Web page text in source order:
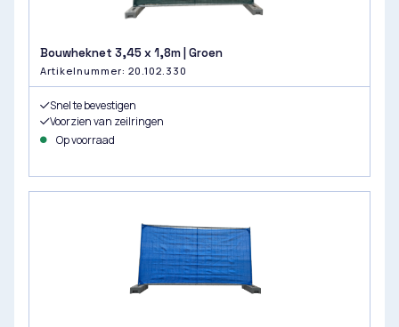
Bouwheknet 3,45 x 1,8m | Groen
Artikelnummer: 20.102.330
Snel te bevestigen
Voorzien van zeilringen
Op voorraad